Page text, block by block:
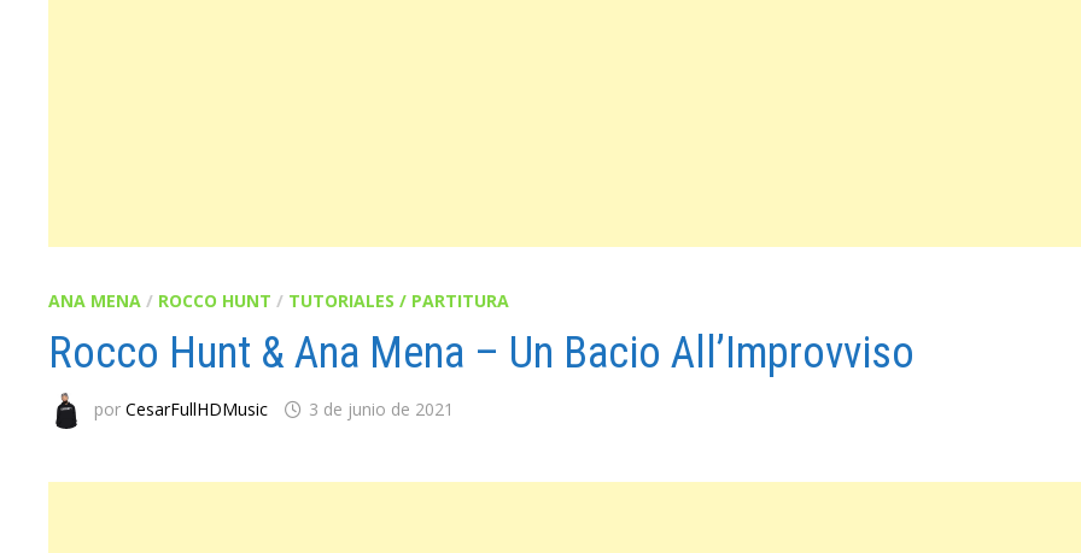
ANA MENA / ROCCO HUNT / TUTORIALES / PARTITURA
Rocco Hunt & Ana Mena – Un Bacio All’Improvviso
porCesarFullHDMusic 3 de junio de 2021